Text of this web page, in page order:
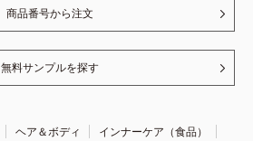
商品番号から注文
無料サンプルを探す
ヘア＆ボディ
インナーケア（食品）